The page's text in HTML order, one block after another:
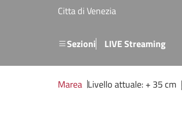
Salta al contenuto principale
Citta di Venezia
SezioniMenu secondario
LIVE Streaming
Marea Livello attuale: + 35 cm